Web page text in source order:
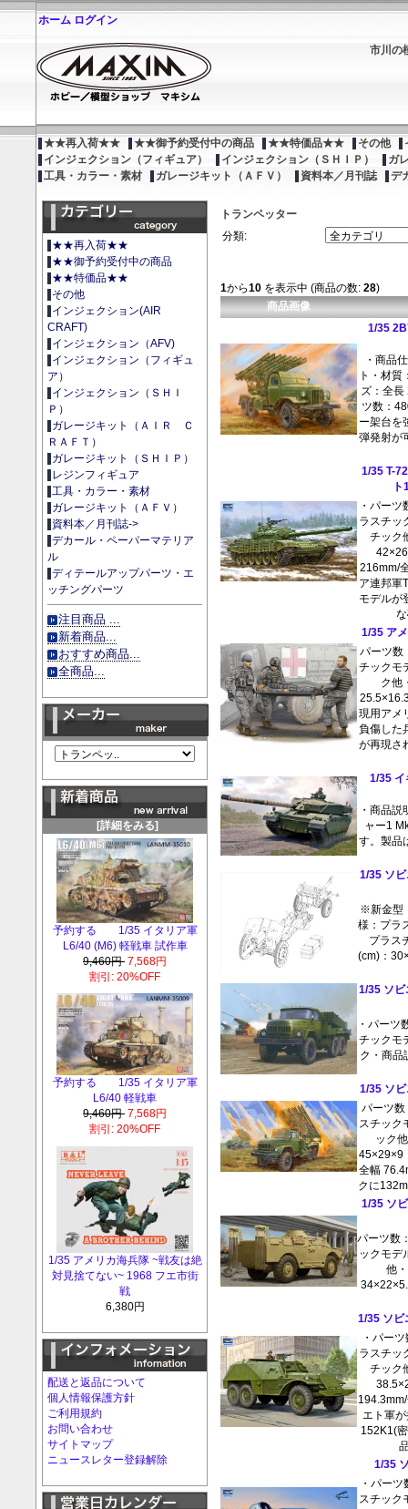
ホーム ログイン
市川の
★★再入荷★★ ★★御予約受付中の商品 ★★特価品★★ その他
インジェクション（フィギュア）
インジェクション（ＳＨＩＰ）
ガ
工具・カラー・素材
ガレージキット（ＡＦＶ） 資料本／月刊誌 デ
★★再入荷★★
★★御予約受付中の商品
★★特価品★★
その他
インジェクション(AIR
CRAFT)
インジェクション（AFV)
インジェクション（フィギュ
ア）
インジェクション（ＳＨＩ
Ｐ）
ガレージキット（ＡＩＲ Ｃ
ＲＡＦＴ）
ガレージキット（ＳＨＩＰ）
レジンフィギュア
工具・カラー・素材
ガレージキット（ＡＦＶ）
資料本／月刊誌->
デカール・ペーパーマテリア
ル
ディテールアップパーツ・エ
ッチングパーツ
注目商品 ...
新着商品...
おすすめ商品...
全商品...
[詳細をみる]
予約する 1/35 イタリア軍
L6/40 (M6) 軽戦車 試作車
9,460円 7,568円
割引: 20%OFF
予約する 1/35 イタリア軍
L6/40 軽戦車
9,460円 7,568円
割引: 20%OFF
1/35 アメリカ海兵隊 ~戦友は絶
対見捨てない~ 1968 フエ市街
戦
6,380円
配送と返品について
個人情報保護方針
ご利用規約
お問い合わせ
サイトマップ
ニュースレター登録解除
トランペッター
分類:
1から10を表示中 (商品の数: 28)
商品画像
1/35
・商品
ト・材
ズ：全
ツ数：
ー架台を
弾発射が
1/35 T-
・パー
ラスチッ
チック
216mm/
ア連邦軍
モデルが
1/35 ア
パーツ数
チックモ
ク他
現用アメ
負傷した
が再現さ
1/35 イ
・商品
ャー1
す。製品
1/35 ソ
※新金型
様：プラ
プラス
(cm)：
1/35 ソ
・パーツ
チックモ
ク・商品
1/35 ソ
パーツ
スチック
ック
45×29×9
全幅
クに
1/35 ソ
パーツ数
ックモデ
他
1/35 ソビ
・パー
ラスチッ
チック
エト軍
152K1(
1/35
・パー
スチック